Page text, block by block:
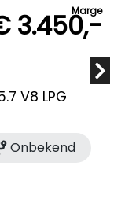
Marge
3.450,-
V8 LPG
Onbekend